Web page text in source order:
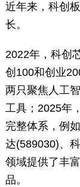
近年来，科创
长。
2022年，科创
创100和创业
两只聚焦人工
工具；2025年
完整体系，例
达(589030)、
领域提供了丰
品。